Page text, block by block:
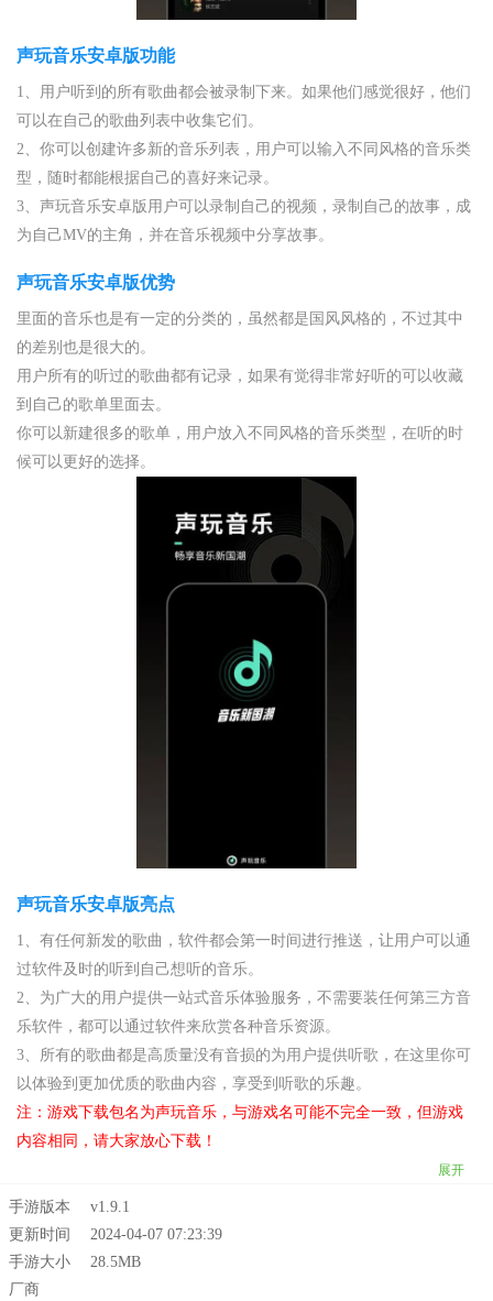
声玩音乐安卓版功能
1、用户听到的所有歌曲都会被录制下来。如果他们感觉很好，他们
可以在自己的歌曲列表中收集它们。
2、你可以创建许多新的音乐列表，用户可以输入不同风格的音乐类
型，随时都能根据自己的喜好来记录。
3、声玩音乐安卓版用户可以录制自己的视频，录制自己的故事，成
为自己MV的主角，并在音乐视频中分享故事。
声玩音乐安卓版优势
里面的音乐也是有一定的分类的，虽然都是国风风格的，不过其中
的差别也是很大的。
用户所有的听过的歌曲都有记录，如果有觉得非常好听的可以收藏
到自己的歌单里面去。
你可以新建很多的歌单，用户放入不同风格的音乐类型，在听的时
候可以更好的选择。
声玩音乐安卓版亮点
1、有任何新发的歌曲，软件都会第一时间进行推送，让用户可以通
过软件及时的听到自己想听的音乐。
2、为广大的用户提供一站式音乐体验服务，不需要装任何第三方音
乐软件，都可以通过软件来欣赏各种音乐资源。
3、所有的歌曲都是高质量没有音损的为用户提供听歌，在这里你可
以体验到更加优质的歌曲内容，享受到听歌的乐趣。
注：游戏下载包名为声玩音乐，与游戏名可能不完全一致，但游戏
内容相同，请大家放心下载！
展开
手游版本
v1.9.1
更新时间
2024-04-07 07:23:39
手游大小
28.5MB
厂商